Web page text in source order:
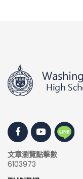
文章瀏覽點擊數
6103973